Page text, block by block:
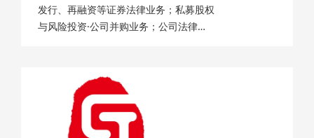
发行、再融资等证券法律业务；私募股权
与风险投资·公司并购业务；公司法律顾